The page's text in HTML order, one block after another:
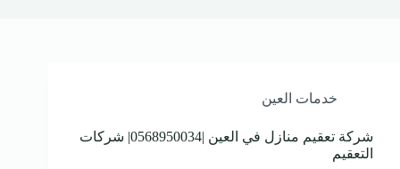
خدمات العين
شركة تعقيم منازل في العين |0568950034| شركات
التعقيم